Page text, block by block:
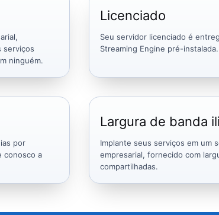
serviços
ninguém.
Licenciado
Seu servidor licenciado é
Streaming Engine pré-instalada.
por
conosco a
Largura de banda
Implante seus serviços em um
empresarial, fornecido com
compartilhadas.